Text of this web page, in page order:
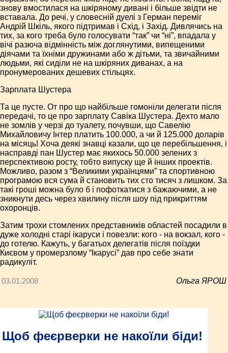
знову вмостилася на шкіряному дивані і більше звідти не
вставала. До речі, у словесній дуелі з Герман переміг
Андрій Шкіль, якого підтримав і Схід, і Захід. Дивлячись на
тих, за кого треба було голосувати “так” чи “ні”, впадала у
вічі разюча відмінність між доглянутими, випещеними
діячами та їхніми дружинами або ж дітьми, та звичайними
людьми, які сиділи не на шкіряних диванах, а на
пронумерованих дешевих стільцях.
Зарплата Шустера
Та це пусте. От про що найбільше гомоніли делегати після
передачі, то це про зарплату Савіка Шустера. Дехто мало
не зомлів у черзі до туалету, почувши, що Савелію
Михайловичу Інтер платить 100.000, а чи й 125.000 доларів
на місяць! Хоча деякі знавці казали, що це перебільшення, і
насправді пан Шустер має якихось 50.000 зелених з
перспективою росту, тобто випуску ще й інших проектів.
Можливо, разом з “Великими українцями” та спортивною
програмою вся сума й становить тих сто тисяч з лишком. За
такі гроші можна було б і пофоткатися з бажаючими, а не
зникнути десь через хвилину після шоу під прикриттям
охоронців.
Затим трохи стомлених представників областей посадили в
дуже холодні старі ікаруси і повезли: кого - на вокзал, кого -
до готелю. Кажуть, у багатьох делегатів після поїздки
Києвом у промерзлому “Ікарусі” дав про себе знати
радикуліт.
03.01.2008 Ольга ЯРОШ
Щоб феєрверки не накоїли біди!